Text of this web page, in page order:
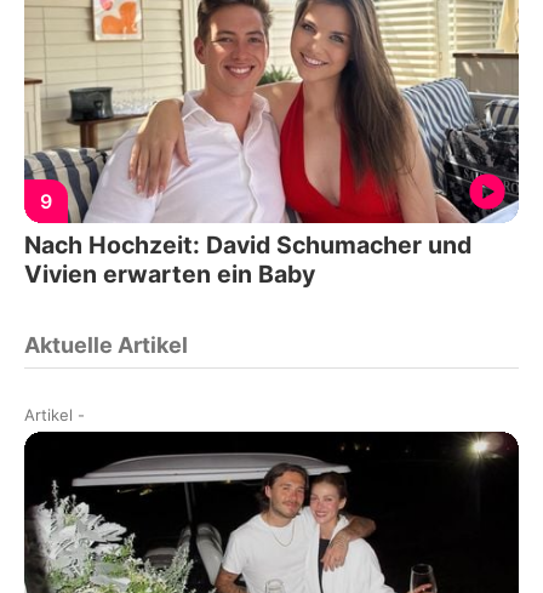
9
Nach Hochzeit: David Schumacher und
Vivien erwarten ein Baby
Aktuelle Artikel
Artikel -